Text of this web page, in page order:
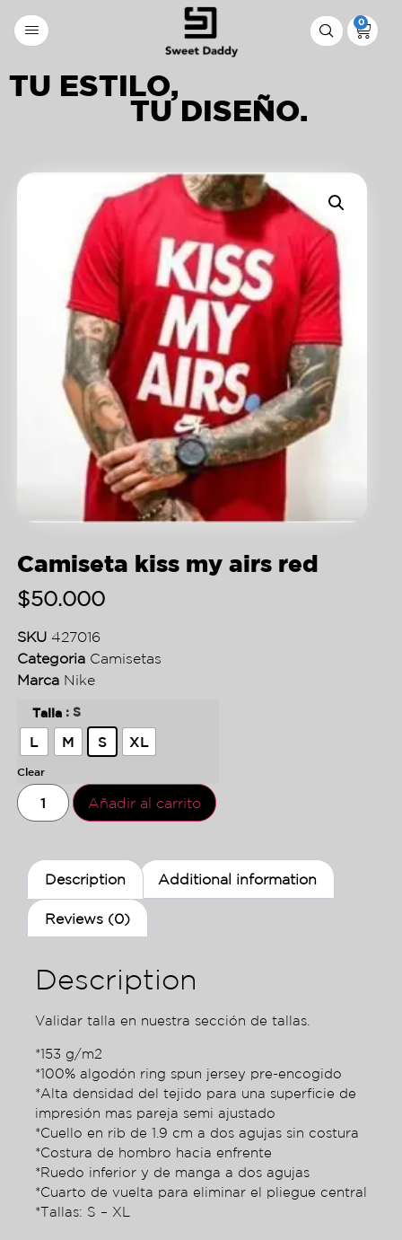
0
TU ESTILO,
TU DISEÑO.
Camiseta kiss my airs red
$50.000
SKU 427016
Categoria Camisetas
Marca Nike
Talla : S
L M S XL
Clear
Añadir al carrito
Description Additional information
Reviews (0)
Description
Validar talla en nuestra sección de tallas.
*153 g/m2
*100% algodón ring spun jersey pre-encogido
*Alta densidad del tejido para una superficie de
impresión mas pareja semi ajustado
*Cuello en rib de 1.9 cm a dos agujas sin costura
*Costura de hombro hacia enfrente
*Ruedo inferior y de manga a dos agujas
*Cuarto de vuelta para eliminar el pliegue central
*Tallas: S – XL